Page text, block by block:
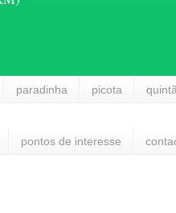
paradinha picota quintã
pontos de interesse